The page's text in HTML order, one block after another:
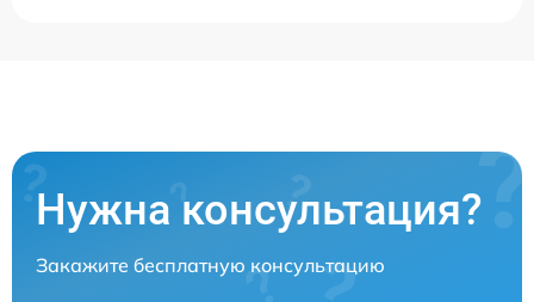
Нужна консультация?
Закажите бесплатную консультацию